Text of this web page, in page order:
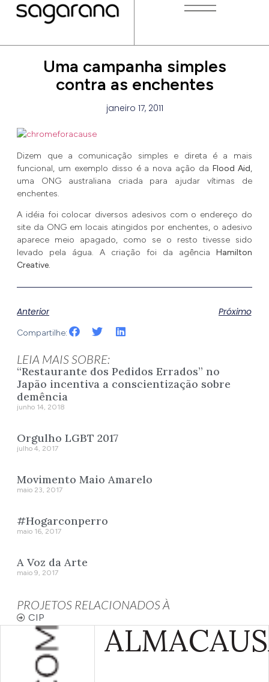
Uma campanha simples
contra as enchentes
janeiro 17, 2011
Dizem que a comunicação simples e direta é a mais
funcional, um exemplo disso é a nova ação da Flood Aid,
uma ONG australiana criada para ajudar vítimas de
enchentes.
A idéia foi colocar diversos adesivos com o endereço do
site da ONG em locais atingidos por enchentes, o adesivo
aparece meio apagado, como se o resto tivesse sido
levado pela água. A criação foi da agência Hamilton
Creative.
Anterior Próximo
Compartilhe:
LEIA MAIS SOBRE:
“Restaurante dos Pedidos Errados” no
Japão incentiva a conscientização sobre
demência
junho 14, 2018
Orgulho LGBT 2017
julho 4, 2017
Movimento Maio Amarelo
maio 23, 2017
#Hogarconperro
maio 16, 2017
A Voz da Arte
maio 9, 2017
PROJETOS RELACIONADOS À
CIP
ALMA